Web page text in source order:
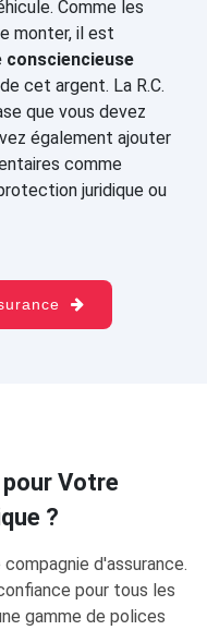
Comme les
monter, il est
consciencieuse
cet argent. La R.C.
que vous devez
également ajouter
comme
juridique ou
Votre
?
d'assurance.
pour tous les
gamme de polices